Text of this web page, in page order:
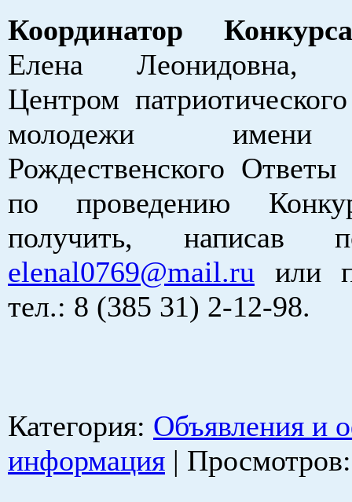
Координатор
Елена Леонидовна,
Центром
молодежи имени
Рождественского
по проведению
получить, написав
elenal0769@mail.ru или
тел.: 8 (385 31) 2-12-98.
Категория: Объявления и
информация | Просмотров